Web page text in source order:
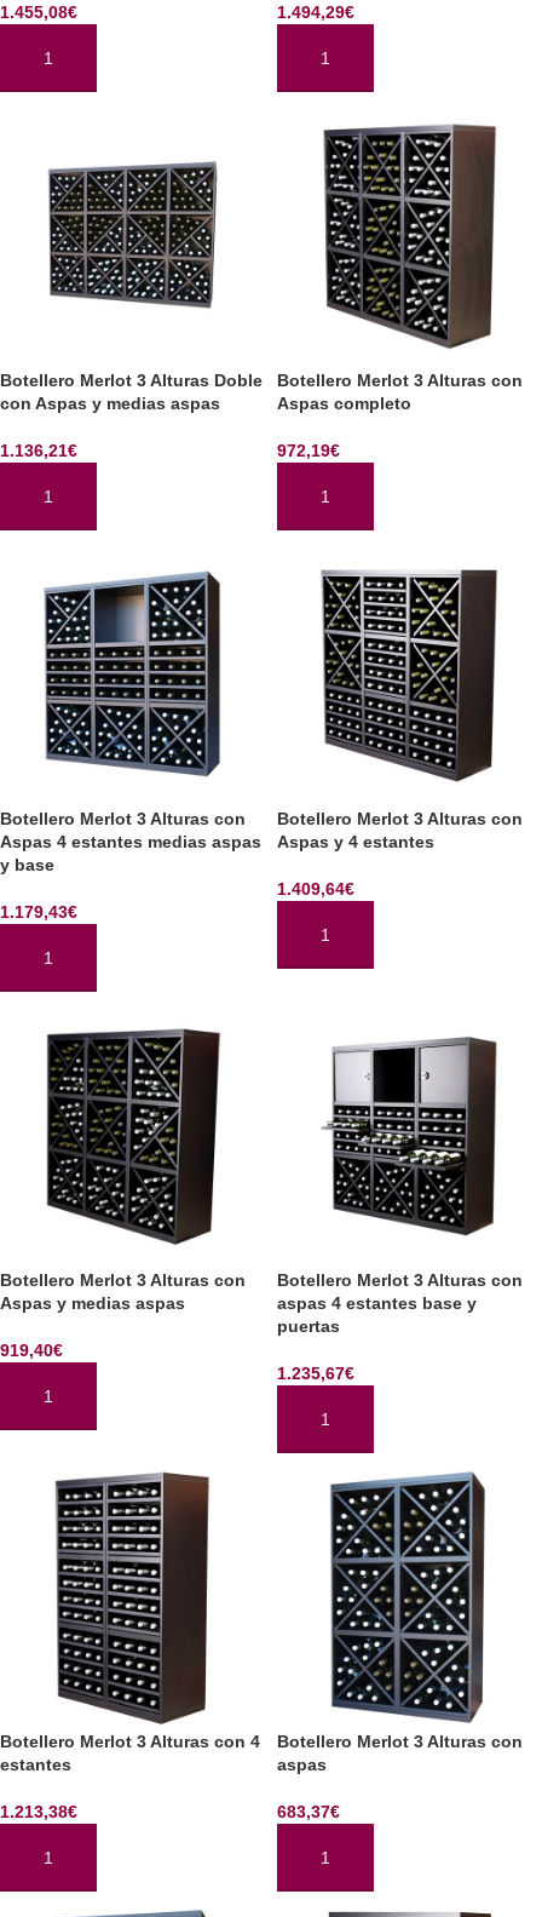
1.455,08€
AÑADIR AL CARRITO
1.494,29€
AÑADIR AL CARRITO
Botellero Merlot 3 Alturas Doble
con Aspas y medias aspas
1.136,21€
AÑADIR AL CARRITO
Botellero Merlot 3 Alturas con
Aspas completo
972,19€
AÑADIR AL CARRITO
Botellero Merlot 3 Alturas con
Aspas 4 estantes medias aspas
y base
1.179,43€
AÑADIR AL CARRITO
Botellero Merlot 3 Alturas con
Aspas y 4 estantes
1.409,64€
AÑADIR AL CARRITO
Botellero Merlot 3 Alturas con
Aspas y medias aspas
919,40€
AÑADIR AL CARRITO
Botellero Merlot 3 Alturas con
aspas 4 estantes base y
puertas
1.235,67€
AÑADIR AL CARRITO
Botellero Merlot 3 Alturas con 4
estantes
1.213,38€
AÑADIR AL CARRITO
Botellero Merlot 3 Alturas con
aspas
683,37€
AÑADIR AL CARRITO